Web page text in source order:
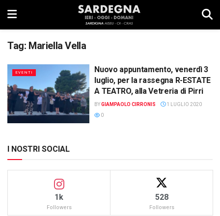
Tag: Mariella Vella
EVENTI
Nuovo appuntamento, venerdì 3
luglio, per la rassegna R-ESTATE
A TEATRO, alla Vetreria di Pirri
BYGIAMPAOLO CIRRONIS
1 LUGLIO 2020
0
I NOSTRI SOCIAL
1k
Followers
528
Followers